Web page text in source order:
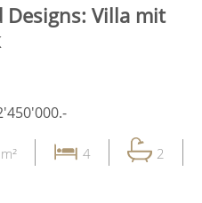
Designs: Villa mit
4 2